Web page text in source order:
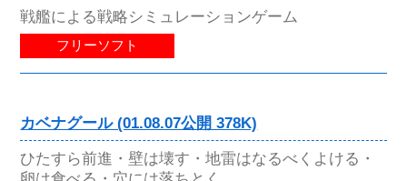
戦艦による戦略シミュレーションゲーム
フリーソフト
カベナグール (01.08.07公開 378K)
ひたすら前進・壁は壊す・地雷はなるべくよける・